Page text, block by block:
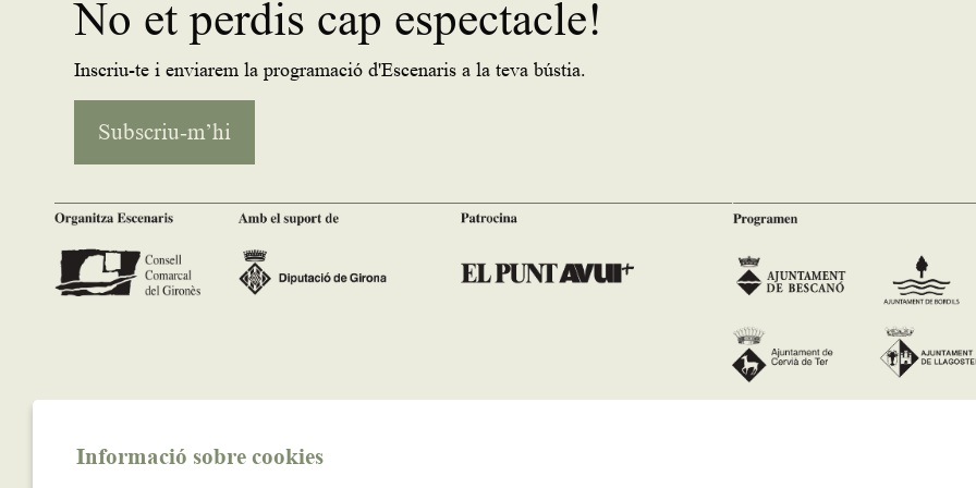
No et perdis cap espectacle!
Inscriu-te i enviarem la programació d'Escenaris a la teva bústia.
Subscriu-m’hi
Informació sobre cookies